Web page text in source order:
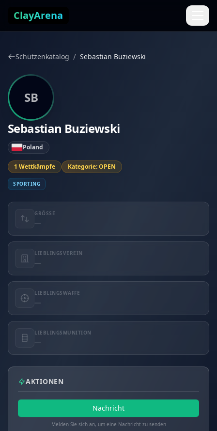
ClayArena
Schützenkatalog / Sebastian Buziewski
SB
Sebastian Buziewski
Poland
1 Wettkämpfe Kategorie: OPEN
SPORTING
GRÖSSE
—
LIEBLINGSVEREIN
—
LIEBLINGSWAFFE
—
LIEBLINGSMUNITION
—
AKTIONEN
Nachricht
Melden Sie sich an, um eine Nachricht zu senden